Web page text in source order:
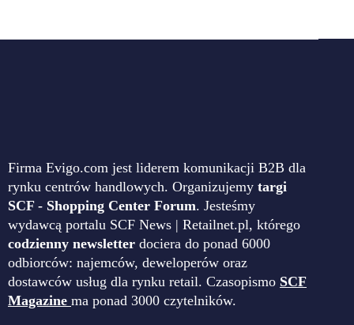
Firma Evigo.com jest liderem komunikacji B2B dla
rynku centrów handlowych. Organizujemy targi
SCF - Shopping Center Forum. Jesteśmy
wydawcą portalu SCF News | Retailnet.pl, którego
codzienny newsletter dociera do ponad 6000
odbiorców: najemców, deweloperów oraz
dostawców usług dla rynku retail. Czasopismo SCF
Magazine ma ponad 3000 czytelników.